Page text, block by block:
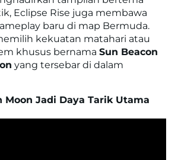
Eclipse Rise juga membawa
baru di map Bermuda.
kekuatan matahari atau
khusus bernama Sun Beacon
yang tersebar di dalam
Moon Jadi Daya Tarik Utama